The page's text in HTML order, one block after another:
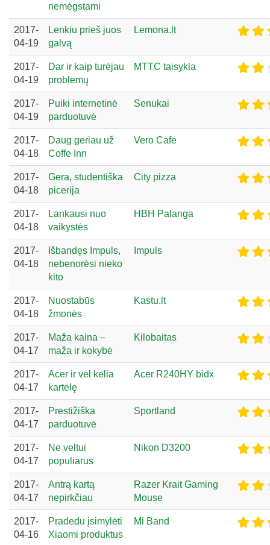
nemėgstami
2017-
04-19
Lenkiu prieš juos
galvą
Lemona.lt
2017-
04-19
Dar ir kaip turėjau
problemų
MTTC taisykla
2017-
04-19
Puiki internetinė
parduotuvė
Senukai
2017-
04-18
Daug geriau už
Coffe Inn
Vero Cafe
2017-
04-18
Gera, studentiška
picerija
City pizza
2017-
04-18
Lankausi nuo
vaikystės
HBH Palanga
2017-
04-18
Išbandęs Impuls,
nebenorėsi nieko
kito
Impuls
2017-
04-18
Nuostabūs
žmonės
Kastu.lt
2017-
04-17
Maža kaina –
maža ir kokybė
Kilobaitas
2017-
04-17
Acer ir vėl kelia
kartelę
Acer R240HY bidx
2017-
04-17
Prestižiška
parduotuvė
Sportland
2017-
04-17
Ne veltui
populiarus
Nikon D3200
2017-
04-17
Antrą kartą
nepirkčiau
Razer Krait Gaming
Mouse
2017-
04-16
Pradedu įsimylėti
Xiaomi produktus
Mi Band